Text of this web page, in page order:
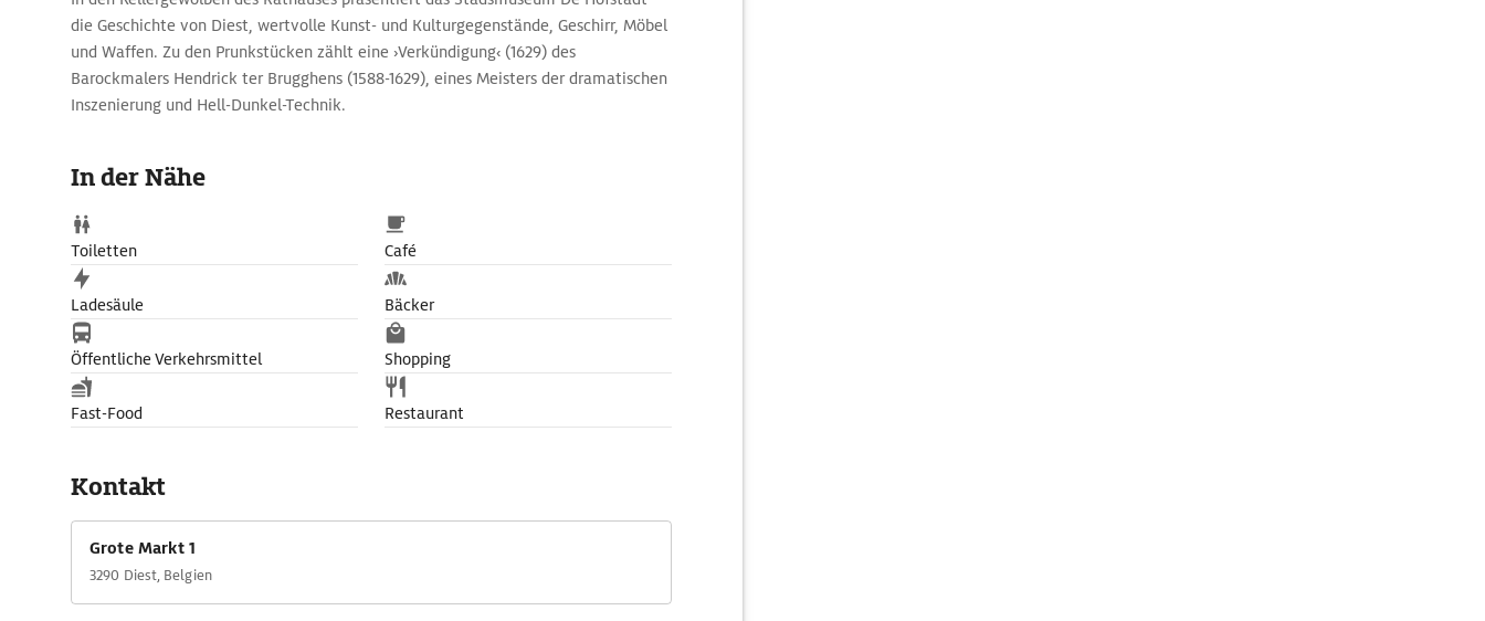
die Geschichte von Diest, wertvolle Kunst- und Kulturgegenstände, Geschirr, Möbel
und Waffen. Zu den Prunkstücken zählt eine ›Verkündigung‹ (1629) des
Barockmalers Hendrick ter Brugghens (1588-1629), eines Meisters der dramatischen
Inszenierung und Hell-Dunkel-Technik.
In der Nähe
Toiletten Café
Ladesäule Bäcker
Öffentliche Verkehrsmittel Shopping
Fast-Food Restaurant
Kontakt
Grote Markt 1
3290 Diest, Belgien